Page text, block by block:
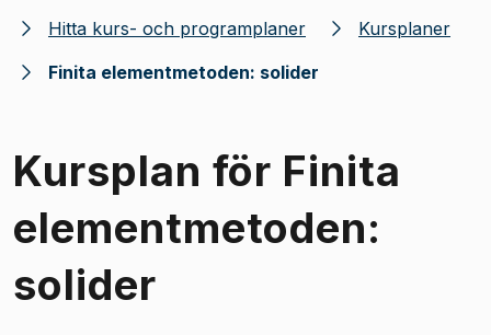
Hitta kurs- och programplaner
Kursplaner
Finita elementmetoden: solider
Kursplan för Finita
elementmetoden:
solider